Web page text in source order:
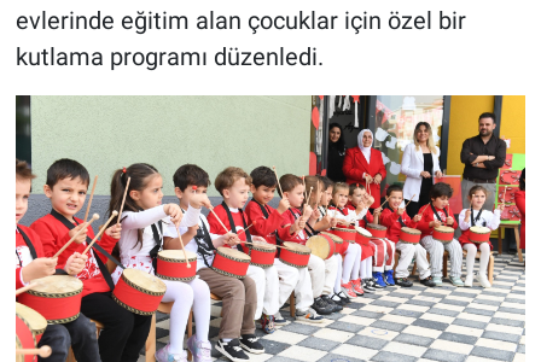
evlerinde eğitim alan çocuklar için özel bir
kutlama programı düzenledi.